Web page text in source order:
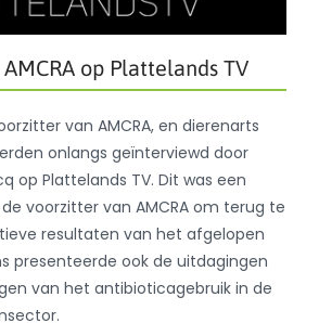
op Plattelands TV
van AMCRA, en dierenarts
onlangs geïnterviewd door
op Plattelands TV. Dit was een
voorzitter van AMCRA om terug te
resultaten van het afgelopen
presenteerde ook de uitdagingen
van het antibioticagebruik in de